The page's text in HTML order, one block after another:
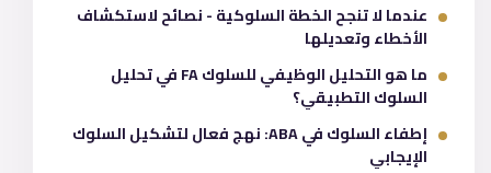
عندما لا تنجح الخطة السلوكية - نصائح لاستكشاف
الأخطاء وتعديلها
ما هو التحليل الوظيفي للسلوك FA في تحليل
السلوك التطبيقي؟
إطفاء السلوك في ABA: نهج فعال لتشكيل السلوك
الإيجابي